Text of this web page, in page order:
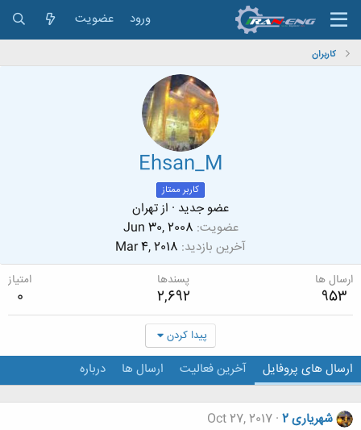
ورود عضویت
کاربران
Ehsan_M
کاربر ممتاز
عضو جدید · ازتهران
عضویت Jun 30, 2008
آخرین بازدید Mar 4, 2018
ارسال ها
953
پسندها
2,692
امتیاز
0
پیدا کردن
ارسال های پروفایل آخرین فعالیت ارسال ها درباره
شهریاری 2
Oct 27, 2017